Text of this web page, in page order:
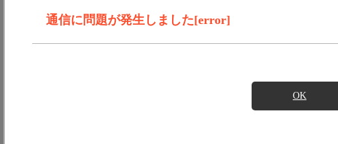
通信に問題が発生しました[error]
OK